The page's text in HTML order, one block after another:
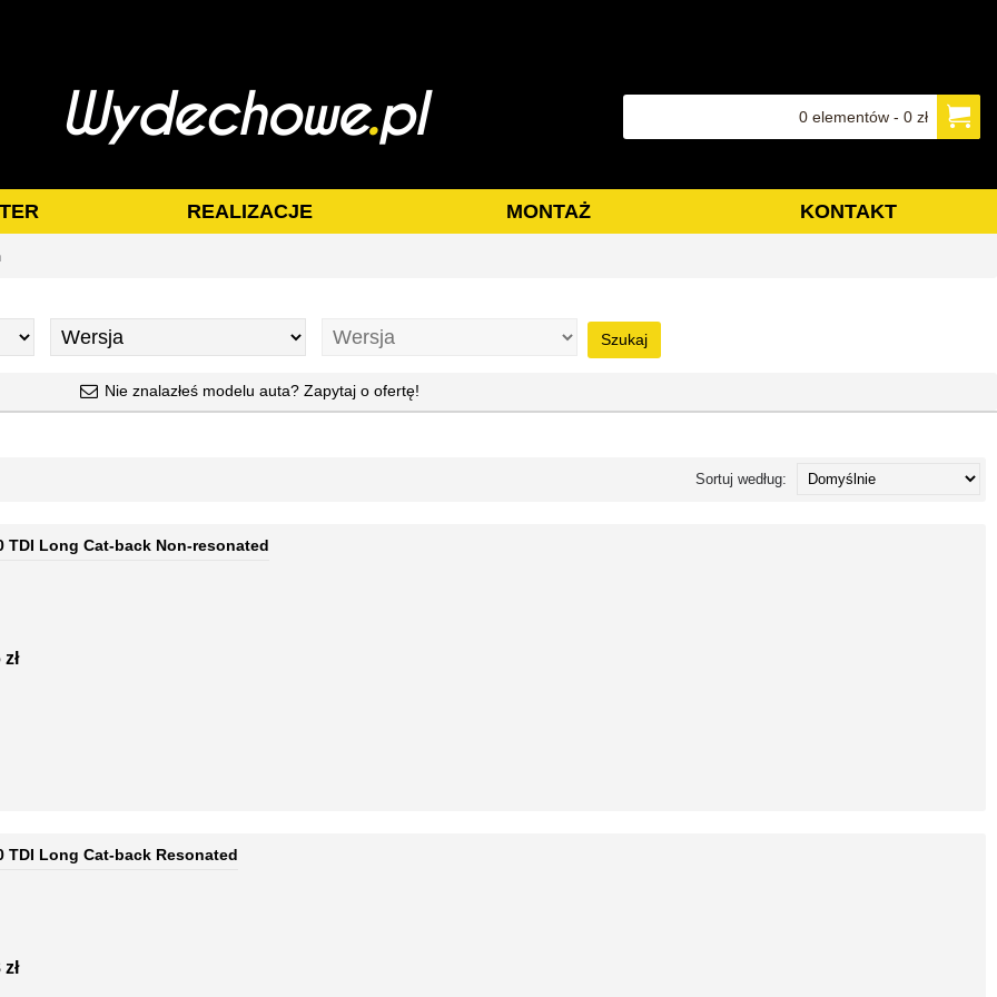
0 elementów - 0 zł
REALIZACJE MONTAŻ KONTAKT
Szukaj
Nie znalazłeś modelu auta? Zapytaj o ofertę!
Sortuj według:
TDI Long Cat-back Non-resonated
TDI Long Cat-back Resonated